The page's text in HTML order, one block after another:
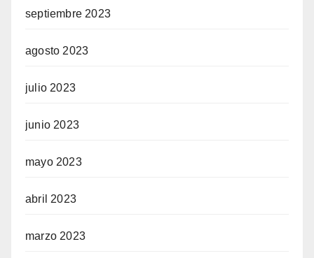
septiembre 2023
agosto 2023
julio 2023
junio 2023
mayo 2023
abril 2023
marzo 2023